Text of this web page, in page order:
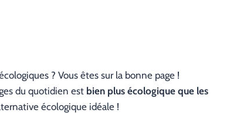
? Vous êtes sur la bonne page !
du quotidien est bien plus écologique que les
écologique idéale !